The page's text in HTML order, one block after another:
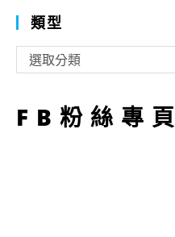
類型
型
選取分類
FB粉絲專頁